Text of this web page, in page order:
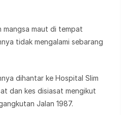
mangsa maut di tempat
tidak mengalami sebarang
dihantar ke Hospital Slim
dan kes disiasat mengikut
Jalan 1987.